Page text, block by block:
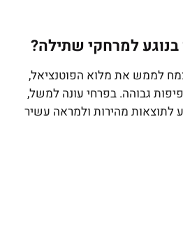
למרחקי שתילה?
לממש את מלוא הפוטנציאל,
גבוהה. בפרחי עונה למשל,
מהירות ולמראה עשיר